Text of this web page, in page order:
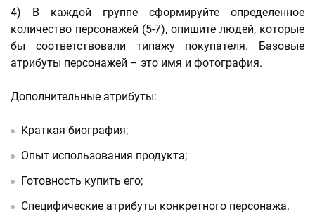
4) В каждой группе сформируйте определенное
количество персонажей (5-7), опишите людей, которые
бы соответствовали типажу покупателя. Базовые
атрибуты персонажей – это имя и фотография.
Дополнительные атрибуты:
Краткая биография;
Опыт использования продукта;
Готовность купить его;
Специфические атрибуты конкретного персонажа.